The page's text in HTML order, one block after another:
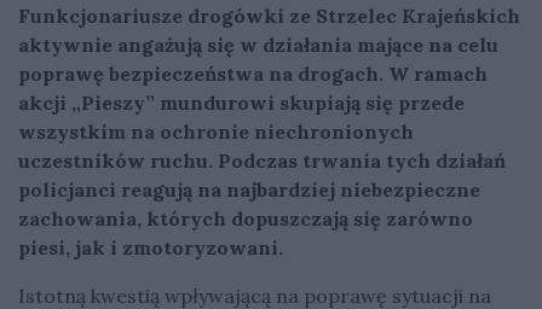
Funkcjonariusze drogówki ze Strzelec Krajeńskich
aktywnie angażują się w działania mające na celu
poprawę bezpieczeństwa na drogach. W ramach
akcji „Pieszy” mundurowi skupiają się przede
wszystkim na ochronie niechronionych
uczestników ruchu. Podczas trwania tych działań
policjanci reagują na najbardziej niebezpieczne
zachowania, których dopuszczają się zarówno
piesi, jak i zmotoryzowani.
Istotną kwestią wpływającą na poprawę sytuacji na